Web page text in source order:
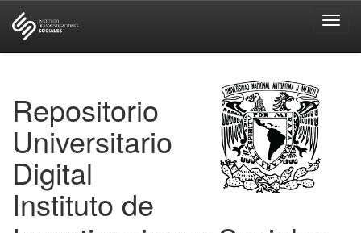
Repositorio
Universitario
Digital
Instituto de